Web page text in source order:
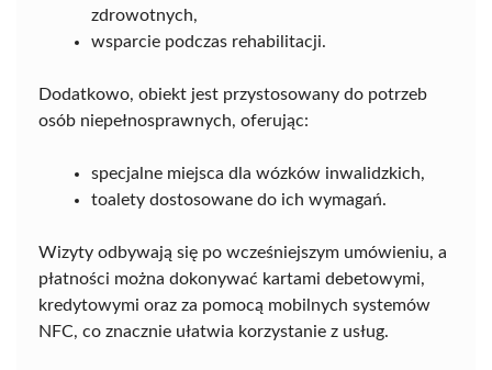
zdrowotnych,
wsparcie podczas rehabilitacji.
Dodatkowo, obiekt jest przystosowany do potrzeb
osób niepełnosprawnych, oferując:
specjalne miejsca dla wózków inwalidzkich,
toalety dostosowane do ich wymagań.
Wizyty odbywają się po wcześniejszym umówieniu, a
płatności można dokonywać kartami debetowymi,
kredytowymi oraz za pomocą mobilnych systemów
NFC, co znacznie ułatwia korzystanie z usług.